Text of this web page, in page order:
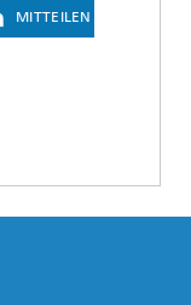
MITTEILEN